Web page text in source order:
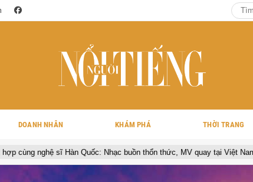
DOANH NHÂN KHÁM PHÁ THỜI TRANG
Nhạc buồn thổn thức, MV quay tại Việt Nam đẹp lãng mạn